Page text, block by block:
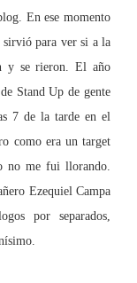
En ese momento
sirvió para ver si a la
y se rieron. El año
Stand Up de gente
7 de la tarde en el
como era un target
no me fui llorando.
Ezequiel Campa
por separados,